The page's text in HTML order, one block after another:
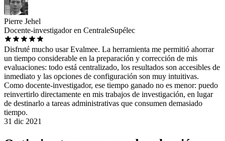
Pierre Jehel
Docente-investigador en CentraleSupélec
Disfruté mucho usar Evalmee. La herramienta me permitió ahorrar
un tiempo considerable en la preparación y corrección de mis
evaluaciones: todo está centralizado, los resultados son accesibles de
inmediato y las opciones de configuración son muy intuitivas.
Como docente-investigador, ese tiempo ganado no es menor: puedo
reinvertirlo directamente en mis trabajos de investigación, en lugar
de destinarlo a tareas administrativas que consumen demasiado
tiempo.
31 dic 2021